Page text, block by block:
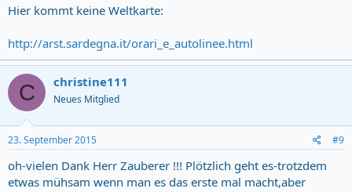
Hier kommt keine Weltkarte:
http://arst.sardegna.it/orari_e_autolinee.html
C christine111
Neues Mitglied
23. September 2015 #9
oh-vielen Dank Herr Zauberer !!! Plötzlich geht es-trotzdem
etwas mühsam wenn man es das erste mal macht,aber